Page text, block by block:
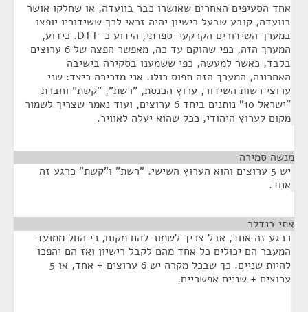
אחד הסעיפים האחרים שאושרו כבר בוועדה, או שחלקו אושר
בוועדה, קובע שבעל רישיון יהיה זכאי לכך ששידוריו יופצו
במערך השידורים הקרקעי-ספרתי, הידוע כ-DTT. כידוע,
המערך הזה, כפי שהוקם עד כה, מאפשר הפצה של 6 ערוצים
בלבד, כאשר למעשה, כפי ששמענו בסקירה בישיבה
האחרונה, המערך הזה תפוס כולו. אני מזכירה כיצד: שני
ערוצי רשות השידור, ערוץ הכנסת, "רשת", "קשת" וחברת
"ישראל 10" נותנים ביחד 6 ערוצים, ועוד נאמר שצריך לשמור
מקום לערוץ היהודי, ככל שהוא יעלה לאוויר.
מנשה סמירה
יש 5 ערוצים והוא הערוץ השישי. "רשת" ו"קשת" כרגע זה
אחד.
אתי בנדלר
כרגע זה אחד, אבל צריך לשמור להם מקום, כי החל ממועד
המעבר הם יכולים כל אחד מהם לקבל רישיון ואז הם יהפכו
להיות שניים. כך שבכל מקרה יש 6 ערוצים + אחד, או 5
ערוצים + שניים אפשריים.